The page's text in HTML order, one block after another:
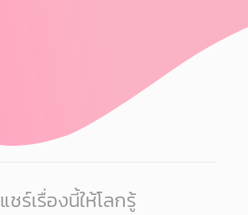
แชร์เรื่องนี้ให้โลกรู้